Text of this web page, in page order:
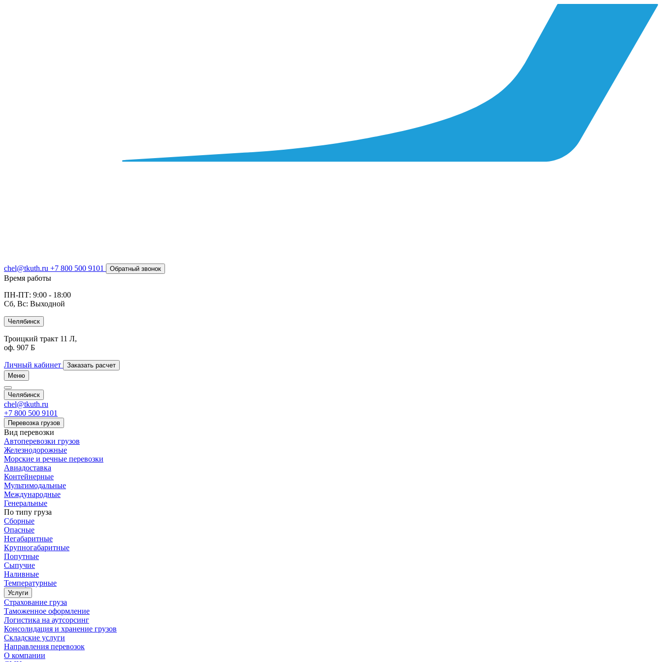
chel@tkuth.ru +7 800 500 9101 Обратный звонок
Время работы
ПН-ПТ: 9:00 - 18:00
Сб, Вс: Выходной
Челябинск
Троицкий тракт 11 Л,
оф. 907 Б
Личный кабинет
Заказать расчет
Меню
Челябинск
chel@tkuth.ru
+7 800 500 9101
Перевозка грузов
Вид перевозки
Автоперевозки грузов
Железнодорожные
Морские и речные перевозки
Авиадоставка
Контейнерные
Мультимодальные
Международные
Генеральные
По типу груза
Сборные
Опасные
Негабаритные
Крупногабаритные
Попутные
Сыпучие
Наливные
Температурные
Услуги
Страхование груза
Таможенное оформление
Логистика на аутсорсинг
Консолидация и хранение грузов
Складские услуги
Направления перевозок
О компании